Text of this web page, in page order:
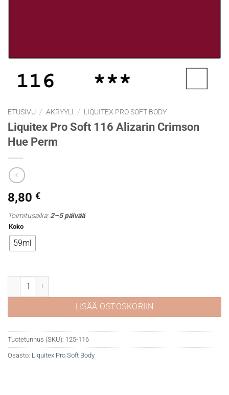
ETUSIVU / AKRYYLI / LIQUITEX PRO SOFT BODY
Liquitex Pro Soft 116 Alizarin Crimson
Hue Perm
8,80 €
Toimitusaika:2–5 päivää
Koko
59ml
Liquitex Pro Soft 116 Alizarin Crimson Hue Perm määrä
LISÄÄ OSTOSKORIIN
Tuotetunnus (SKU): 125-116
Osasto: Liquitex Pro Soft Body